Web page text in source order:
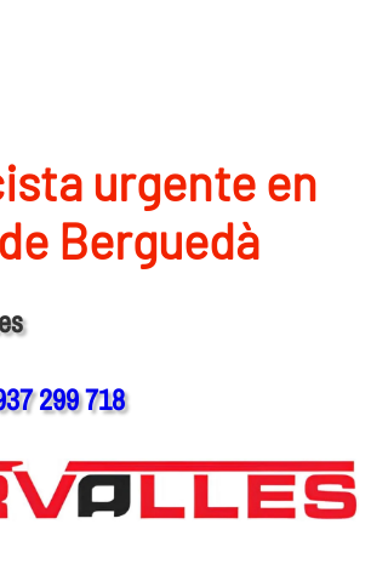
urgente en
Berguedà
299 718